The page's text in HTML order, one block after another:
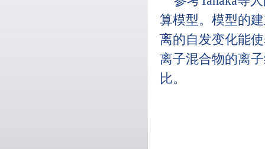
算模型。模型的
离的自发变化能
离子混合物的离
比。